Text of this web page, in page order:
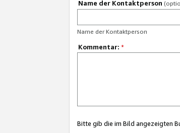
Name der Kontaktperson
Name der Kontaktperson
Kommentar: *
Bitte gib die im Bild angezeigten